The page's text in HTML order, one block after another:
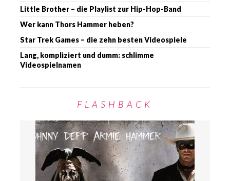
Little Brother – die Playlist zur Hip-Hop-Band
Wer kann Thors Hammer heben?
Star Trek Games – die zehn besten Videospiele
Lang, kompliziert und dumm: schlimme
Videospielnamen
FLASHBACK